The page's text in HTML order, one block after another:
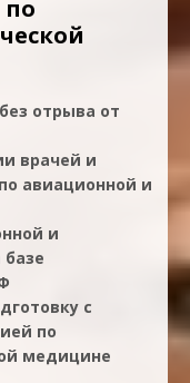
отрыва от
врачей и
авиационной и
и
с
по
медицине